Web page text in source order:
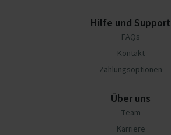
Hilfe und Support
FAQs
Kontakt
Zahlungsoptionen
Über uns
Team
Karriere